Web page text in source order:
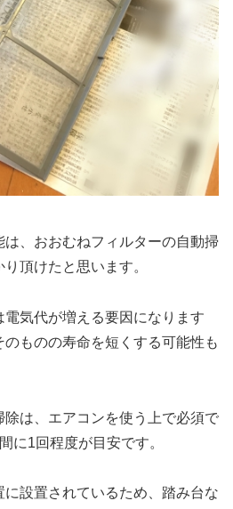
、おおむねフィルターの自動掃
頂けたと思います。
気代が増える要因になります
のものの寿命を短くする可能性も
は、エアコンを使う上で必須で
に1回程度が目安です。
設置されているため、踏み台な